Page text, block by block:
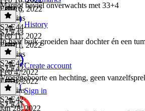
History
Create account
Sign in
Feb 16, 2022
32 mins
Margot beviel onverwachts met 33+4
S2 E44·
Feb 11, 2022
Feb 11, 2022
41 mins
S2 E43
In haar buik groeiden haar dochter én een
S2 E43·
Feb 4, 2022
Feb 4, 2022
45 mins
S2 E42
Vroeggeboorte en hechting, geen
S2 E42·
Jan 28, 2022
S2 E41